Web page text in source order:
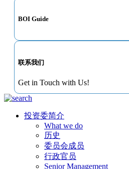
BOI Guide
联系我们
Get in Touch with Us!
投资委简介
What we do
历史
委员会成员
行政官员
Senior Management